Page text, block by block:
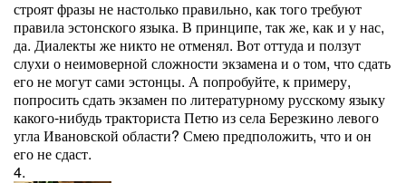
строят фразы не настолько правильно, как того требуют
правила эстонского языка. В принципе, так же, как и у нас,
да. Диалекты же никто не отменял. Вот оттуда и ползут
слухи о неимоверной сложности экзамена и о том, что сдать
его не могут сами эстонцы. А попробуйте, к примеру,
попросить сдать экзамен по литературному русскому языку
какого-нибудь тракториста Петю из села Березкино левого
угла Ивановской области? Смею предположить, что и он
его не сдаст.
4.